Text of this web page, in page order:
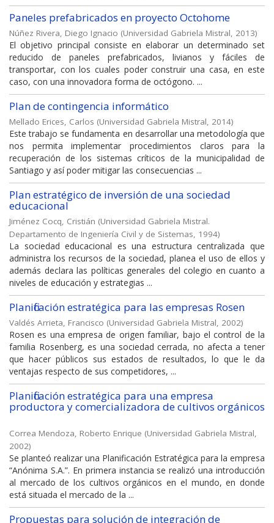
Paneles prefabricados en proyecto Octohome
Núñez Rivera, Diego Ignacio (Universidad Gabriela Mistral, 2013)
El objetivo principal consiste en elaborar un determinado set
reducido de paneles prefabricados, livianos y fáciles de
transportar, con los cuales poder construir una casa, en este
caso, con una innovadora forma de octógono. ...
Plan de contingencia informático
Mellado Erices, Carlos (Universidad Gabriela Mistral, 2014)
Este trabajo se fundamenta en desarrollar una metodología que
nos permita implementar procedimientos claros para la
recuperación de los sistemas críticos de la municipalidad de
Santiago y así poder mitigar las consecuencias ...
Plan estratégico de inversión de una sociedad
educacional
Jiménez Cocq, Cristián (Universidad Gabriela Mistral.
Departamento de Ingeniería Civil y de Sistemas, 1994)
La sociedad educacional es una estructura centralizada que
administra los recursos de la sociedad, planea el uso de ellos y
además declara las políticas generales del colegio en cuanto a
niveles de educación y estrategias ...
Planificación estratégica para las empresas Rosen
Valdés Arrieta, Francisco (Universidad Gabriela Mistral, 2002)
Rosen es una empresa de origen familiar, bajo el control de la
familia Rosenberg, es una sociedad cerrada, no afecta a tener
que hacer públicos sus estados de resultados, lo que le da
ventajas respecto de sus competidores, ...
Planificación estratégica para una empresa
productora y comercializadora de cultivos orgánicos
Correa Mendoza, Roberto Enrique (Universidad Gabriela Mistral,
2002)
Se planteó realizar una Planificación Estratégica para la empresa
“Anónima S.A.”. En primera instancia se realizó una introducción
al mercado de los cultivos orgánicos en el mundo, en donde
está situada el mercado de la ...
Propuestas para solución de integración de